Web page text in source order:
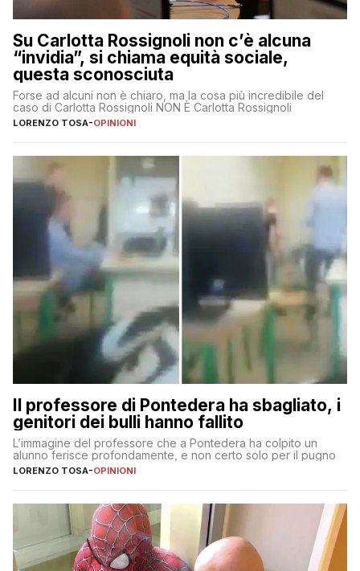
Su Carlotta Rossignoli non c’è alcuna
“invidia”, si chiama equità sociale,
questa sconosciuta
Forse ad alcuni non è chiaro, ma la cosa più incredibile del
caso di Carlotta Rossignoli NON È Carlotta Rossignoli
LORENZO TOSA-OPINIONI
Il professore di Pontedera ha sbagliato, i
genitori dei bulli hanno fallito
L’immagine del professore che a Pontedera ha colpito un
alunno ferisce profondamente, e non certo solo per il pugno
LORENZO TOSA-OPINIONI